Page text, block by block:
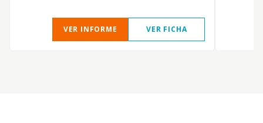
VER INFORME VER FICHA